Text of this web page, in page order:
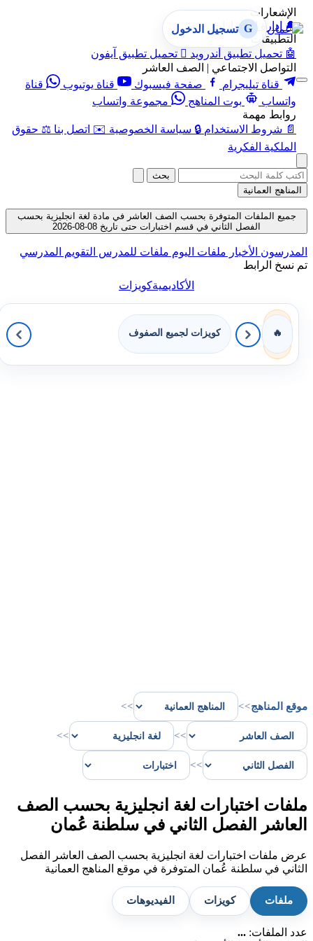
الإشعارات
🔔 إدارة الإشعارات
التطبيقات
🤖 تحميل تطبيق أندرويد  تحميل تطبيق آيفون
التواصل الاجتماعي | الصف العاشر
قناة تيليجرام
صفحة فيسبوك قناة يوتيوب
قناة
واتساب
بوت المناهج
مجموعة واتساب
روابط مهمة
📄 شروط الاستخدام 🔒 سياسة الخصوصية ✉️ اتصل بنا ⚖️ حقوق
الملكية الفكرية
G تسجيل الدخول
بحث
المناهج العمانية
جميع الملفات المتوفرة بحسب الصف العاشر في مادة لغة انجليزية بحسب
الفصل الثاني في قسم اختبارات حتى تاريخ 08-08-2026
المدرسون الأخبار ملفات اليوم ملفات للمدرس التقويم المدرسي
تم نسخ الرابط
الأكاديميةكويزات
🔥 كويزات لجميع الصفوف
موقع المناهج>>
>>
>>
>>
>>
ملفات اختبارات لغة انجليزية بحسب الصف
العاشر الفصل الثاني في سلطنة عُمان
عرض ملفات اختبارات لغة انجليزية بحسب الصف العاشر الفصل
الثاني في سلطنة عُمان المتوفرة في موقع المناهج العمانية
ملفات كويزات الفيديوهات
عدد الملفات: ...